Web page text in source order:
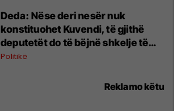
Deda: Nëse deri nesër nuk
konstituohet Kuvendi, të gjithë
deputetët do të bëjnë shkelje të
rëndë kushtetuese
Politikë
Reklamo këtu